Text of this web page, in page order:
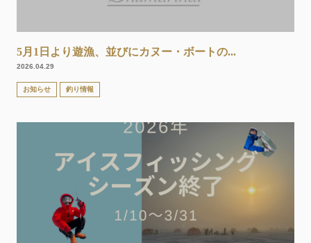
5月1日より遊漁、並びにカヌー・ボートの...
2026.04.29
お知らせ 釣り情報